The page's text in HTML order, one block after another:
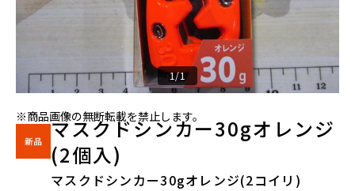
1/1
※商品画像の無断転載を禁止します。
マスクドシンカー30gオレンジ
(2個入)
マスクドシンカー30gオレンジ(2コイリ)